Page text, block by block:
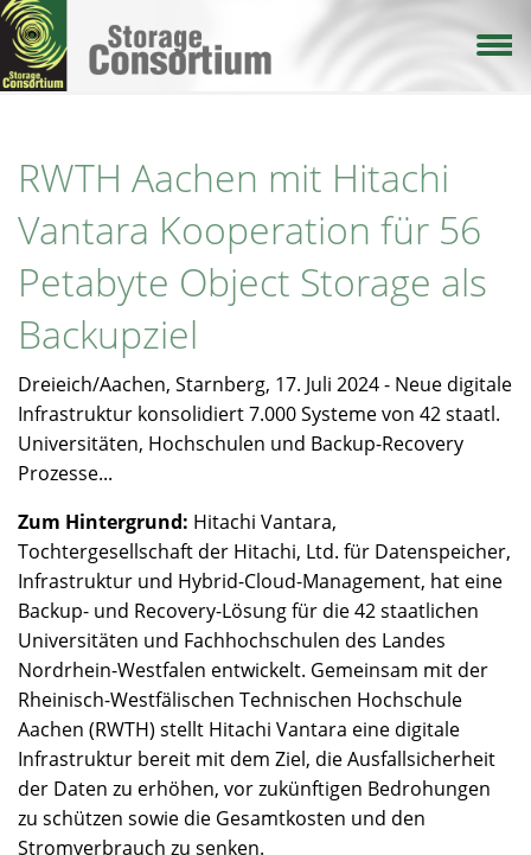
Direkt
zum
Inhalt
RWTH Aachen mit Hitachi
Vantara Kooperation für 56
Petabyte Object Storage als
Backupziel
Dreieich/Aachen, Starnberg, 17. Juli 2024 - Neue digitale
Infrastruktur konsolidiert 7.000 Systeme von 42 staatl.
Universitäten, Hochschulen und Backup-Recovery
Prozesse...
Zum Hintergrund: Hitachi Vantara,
Tochtergesellschaft der Hitachi, Ltd. für Datenspeicher,
Infrastruktur und Hybrid-Cloud-Management, hat eine
Backup- und Recovery-Lösung für die 42 staatlichen
Universitäten und Fachhochschulen des Landes
Nordrhein-Westfalen entwickelt. Gemeinsam mit der
Rheinisch-Westfälischen Technischen Hochschule
Aachen (RWTH) stellt Hitachi Vantara eine digitale
Infrastruktur bereit mit dem Ziel, die Ausfallsicherheit
der Daten zu erhöhen, vor zukünftigen Bedrohungen
zu schützen sowie die Gesamtkosten und den
Stromverbrauch zu senken.